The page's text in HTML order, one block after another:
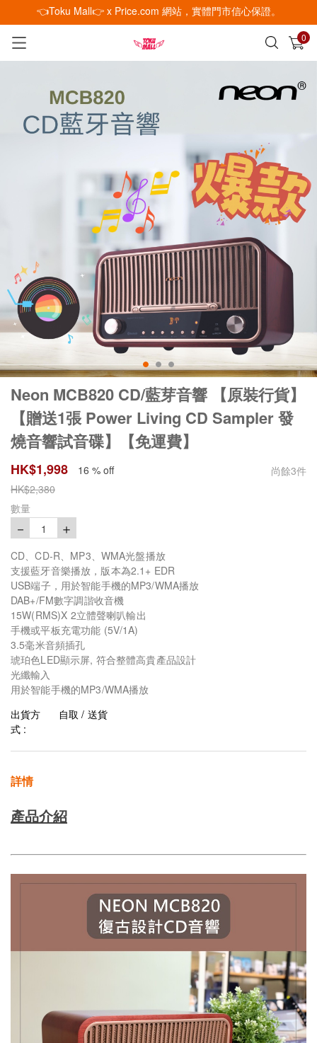
👈Toku Mall👉 x Price.com 網站，實體門市信心保證。
0
已加入購物車 查看
Neon MCB820 CD/藍芽音響 【原裝行貨】
【贈送1張 Power Living CD Sampler 發
燒音響試音碟】【免運費】
HK$1,998 16 % off 尚餘3件
HK$2,380
數量
－ 1 ＋
CD、CD-R、MP3、WMA光盤播放
支援藍牙音樂播放，版本為2.1+ EDR
USB端子，用於智能手機的MP3/WMA播放
DAB+/FM數字調諧收音機
15W(RMS)X 2立體聲喇叭輸出
手機或平板充電功能 (5V/1A)
3.5毫米音頻插孔
琥珀色LED顯示屏, 符合整體高貴產品設計
光纖輸入
用於智能手機的MP3/WMA播放
出貨方
式 :
自取 / 送貨
詳情
產品介紹